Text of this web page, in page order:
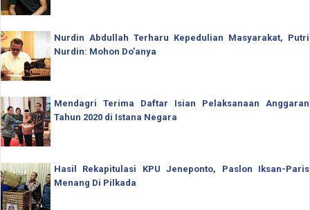
Nurdin Abdullah Terharu Kepedulian Masyarakat, Putri
Nurdin: Mohon Do'anya
Mendagri Terima Daftar Isian Pelaksanaan Anggaran
Tahun 2020 di Istana Negara
Hasil Rekapitulasi KPU Jeneponto, Paslon Iksan-Paris
Menang Di Pilkada